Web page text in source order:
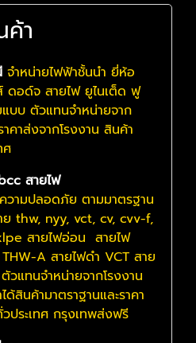
ค้า
จำหน่ายไฟฟ้าชั้นนำ ยี่ห้อ
ดอด์จ สายไฟ ยูไนเต็ด ฟู
บบ ตัวแทนจำหน่ายจาก
คาส่งจากโรงงาน สินค้า
ศ
สายไฟ
วามปลอดภัย ตามมาตรฐาน
ย thw, nyy, vct, cv, cvv-f,
สายไฟอ่อน สายไฟ
A สายไฟดำ VCT สาย
แทนจำหน่ายจากโรงงาน
สินค้ามาตราฐานและราคา
ประเทศ กรุงเทพส่งฟรี